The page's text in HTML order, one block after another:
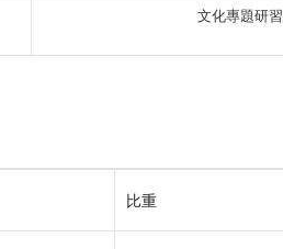
文化專題研習
比重